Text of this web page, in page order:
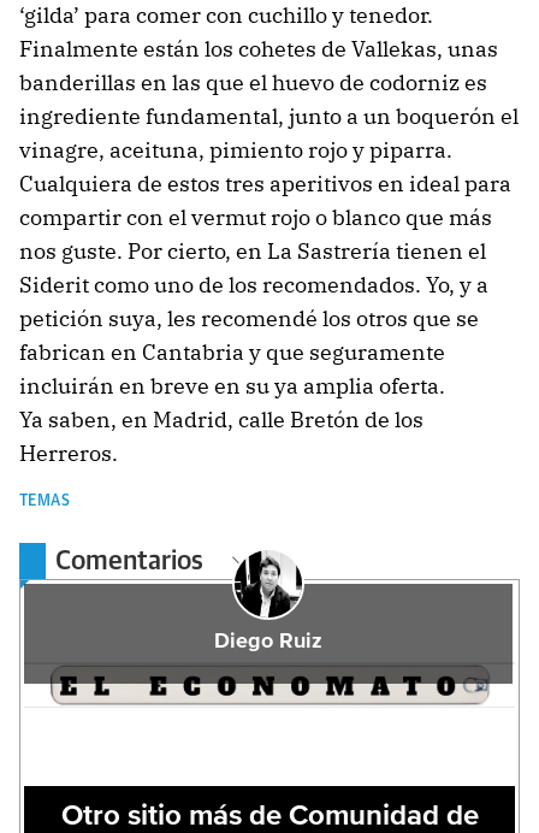
‘gilda’ para comer con cuchillo y tenedor.
Finalmente están los cohetes de Vallekas, unas
banderillas en las que el huevo de codorniz es
ingrediente fundamental, junto a un boquerón el
vinagre, aceituna, pimiento rojo y piparra.
Cualquiera de estos tres aperitivos en ideal para
compartir con el vermut rojo o blanco que más
nos guste. Por cierto, en La Sastrería tienen el
Siderit como uno de los recomendados. Yo, y a
petición suya, les recomendé los otros que se
fabrican en Cantabria y que seguramente
incluirán en breve en su ya amplia oferta.
Ya saben, en Madrid, calle Bretón de los
Herreros.
TEMAS
Comentarios
Diego Ruiz
Otro sitio más de Comunidad de